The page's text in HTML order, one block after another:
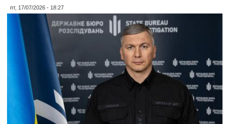
пт, 17/07/2026 - 18:27